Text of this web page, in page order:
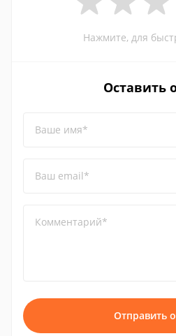
Нажмите, для
Оставить
Ваше имя*
Ваш email*
Комментарий*
Отправить